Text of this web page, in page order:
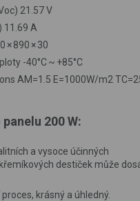
21.57 V
11.69 A
× 890 × 30
-40°C ~ +85°C
AM=1.5 E=1000W/m2
200 W:
a vysoce účinných
destiček může
krásný a úhledný.